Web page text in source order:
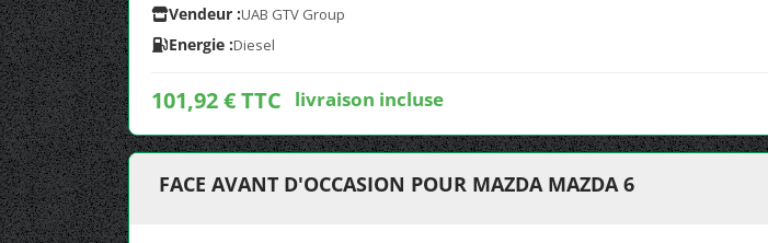
Vendeur :UAB GTV Group
Energie :Diesel
101,92 € TTC livraison incluse
FACE AVANT D'OCCASION POUR MAZDA MAZDA 6